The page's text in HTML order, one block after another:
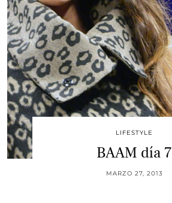
LIFESTYLE
BAAM día 7
MARZO 27, 2013